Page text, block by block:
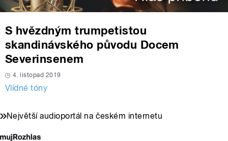
S hvězdným trumpetistou
skandinávského původu Docem
Severinsenem
4. listopad 2019
Vlídné tóny
Největší audioportál na českém internetu